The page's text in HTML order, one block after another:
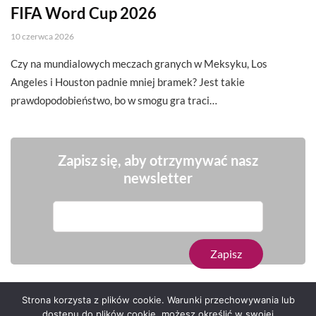
FIFA Word Cup 2026
10 czerwca 2026
Czy na mundialowych meczach granych w Meksyku, Los
Angeles i Houston padnie mniej bramek? Jest takie
prawdopodobieństwo, bo w smogu gra traci…
Zapisz się, aby otrzymywać nasz
newsletter
Strona korzysta z plików cookie. Warunki przechowywania lub